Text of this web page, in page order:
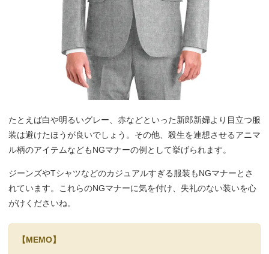
たとえば白や明るいグレー、赤などといった新郎新婦より目立つ服
装は避けたほうが良いでしょう。その他、殺生を連想させるアニマ
ル柄のアイテムなどもNGマナーの例として挙げられます。
ジーンズやTシャツなどのカジュアルすぎる服装もNGマナーとさ
れています。これらのNGマナーに気を付け、失礼のない装いを心
がけくださいね。
【MEMO】